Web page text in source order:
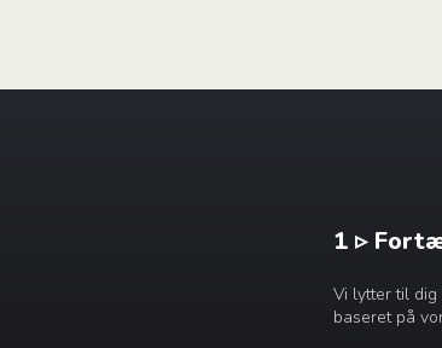
1 ▹
Vi lytter til
baseret på